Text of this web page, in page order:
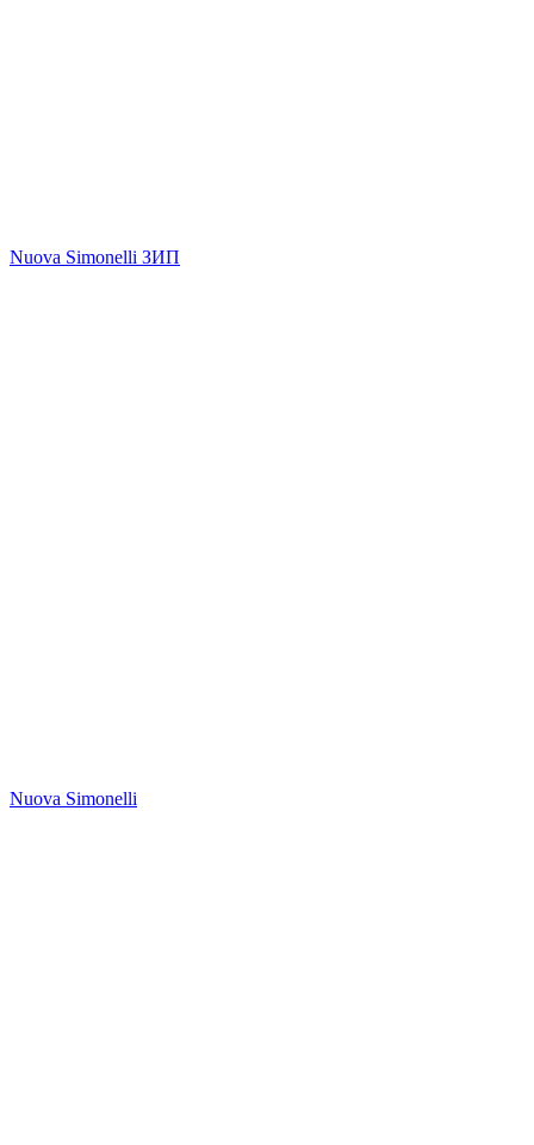
Nuova Simonelli ЗИП
Nuova Simonelli